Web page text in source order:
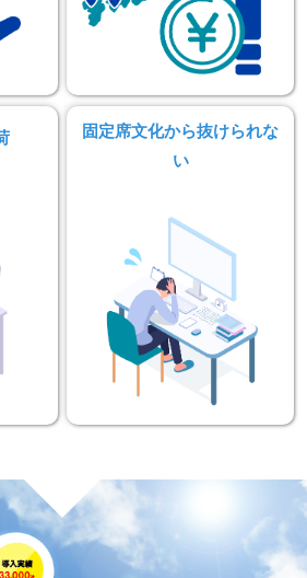
固定席文化から抜けられな
い